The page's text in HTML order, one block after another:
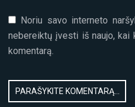
Noriu savo interneto
nebereiktų įvesti iš naujo, kai
komentarą.